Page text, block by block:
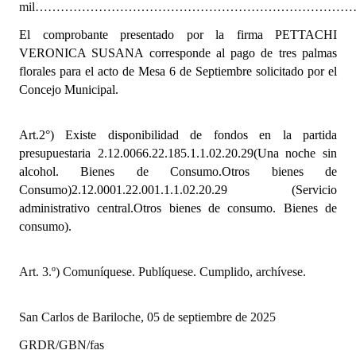
Audiencias Públicas - Registro
Mujeres que Dejaron Huellas - Registro
Ciudadano Ilustre - Registro
Banca del Vecino - Registro
Reconocimientos - Registro
Bariloche, Municipio intercultural
El comprobante presentado por la firma PETTACHI
VERONICA SUSANA corresponde al pago de tres palmas
florales para el acto de Mesa 6 de Septiembre solicitado por el
Concejo Municipal.
Art.2°)
Existe disponibilidad de fondos en la partida
presupuestaria 2.12.0066.22.185.1.1.02.20.29(Una noche sin
alcohol. Bienes de Consumo.Otros bienes de
Consumo)2.12.0001.22.001.1.1.02.20.29 (Servicio
administrativo central.Otros bienes de consumo. Bienes de
consumo).
Art. 3.º) Comuníquese. Publíquese. Cumplido, archívese.
San Carlos de Bariloche, 05 de septiembre de 2025
GRDR/GBN/fas